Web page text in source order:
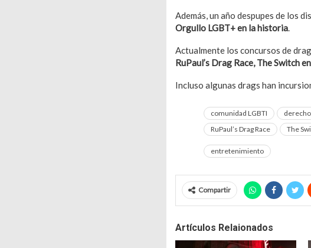
Además, un año despupes de los
Orgullo LGBT+ en la historia.
Actualmente los concursos de
RuPaul’s Drag Race, The Switch
Incluso algunas drags han
comunidad LGBTI
RuPaul’s Drag Race
The
entretenimiento
Compartir
Artículos Relaionados